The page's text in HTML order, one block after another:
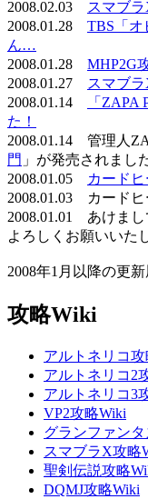
2008.02.03
スマブ
2008.01.28 TBS「
ん…
2008.01.28 MHP2G
2008.01.27
スマブ
2008.01.14
「
た！
2008.01.14 管理人
門 」が発売されまし
2008.01.05
カード
2008.01.03 カード
2008.01.01 あけま
よろしくお願いいた
2008年1月以降の更
攻略Wiki
アルトネリコ攻
アルトネリコ2
アルトネリコ3
VP2攻略Wiki
グランファン
スマブラX攻略
聖剣伝説攻略
DQMJ攻略Wiki